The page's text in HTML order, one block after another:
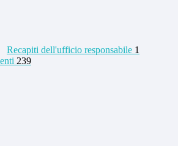
Recapiti dell'ufficio responsabile 1
239